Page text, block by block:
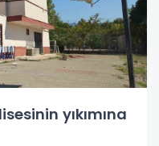
yıkımına